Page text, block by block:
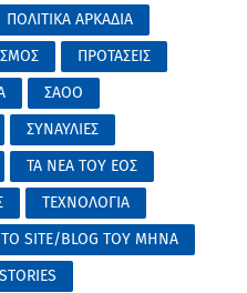
ΠΟΛΙΤΙΚΑ ΑΡΚΑΔΙΑ
ΠΡΟΤΑΣΕΙΣ
ΣΑΟΟ
ΣΥΝΑΥΛΙΕΣ
ΤΑ ΝΕΑ ΤΟΥ ΕΟΣ
ΤΕΧΝΟΛΟΓΙΑ
ΤΟ SITE/BLOG ΤΟΥ ΜΗΝΑ